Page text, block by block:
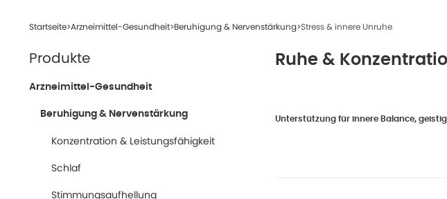
Startseite Arzneimittel-Gesundheit Beruhigung & Nervenstärkung Stress & innere Unruhe
Ruhe &
Produkte
Arzneimittel-Gesundheit
Beruhigung & Nervenstärkung
Konzentration & Leistungsfähigkeit
Schlaf
Stimmungsaufhellung
Unterstützung für innere Balance,
gelassener durch den Tag zu gehen,